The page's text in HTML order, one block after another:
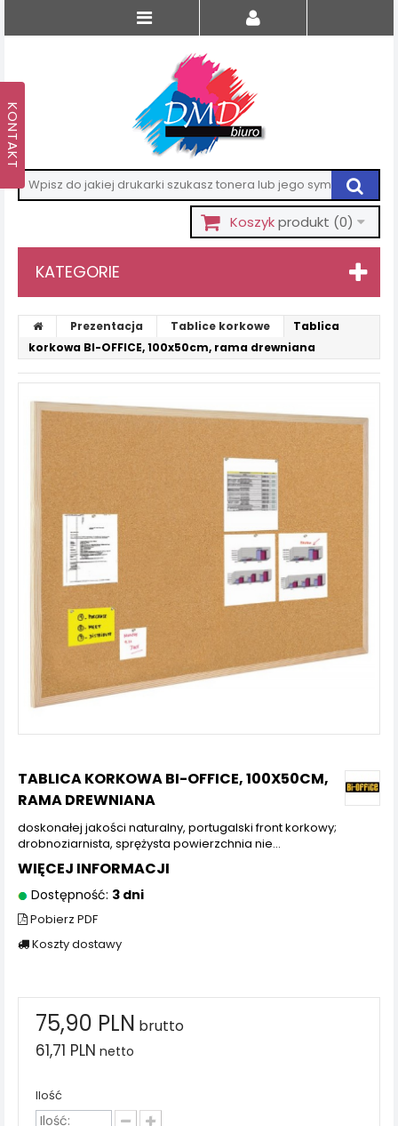
Koszykprodukt (0)
KATEGORIE
Prezentacja Tablice korkowe
Tablica
korkowa BI-OFFICE, 100x50cm, rama drewniana
TABLICA KORKOWA BI-OFFICE, 100X50CM,
RAMA DREWNIANA
doskonałej jakości naturalny, portugalski front korkowy;
drobnoziarnista, sprężysta powierzchnia nie...
WIĘCEJ INFORMACJI
Dostępność: 3 dni
Pobierz PDF
Koszty dostawy
75,90 PLN brutto
61,71 PLN netto
Ilość